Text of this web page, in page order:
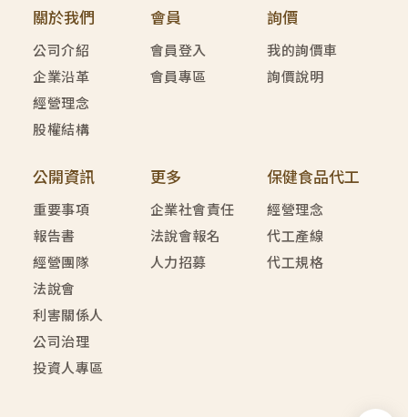
關於我們
公司介紹
企業沿革
經營理念
股權結構
會員
會員登入
會員專區
詢價
我的詢價車
詢價說明
公開資訊
重要事項
報告書
經營團隊
法說會
利害關係人
公司治理
投資人專區
更多
企業社會責任
法說會報名
人力招募
保健食品代工
經營理念
代工產線
代工規格